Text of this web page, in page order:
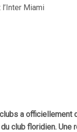
a
club floridien.